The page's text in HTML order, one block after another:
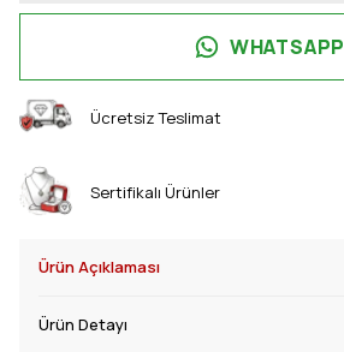
WHATSAPP
Ücretsiz Teslimat
Sertifikalı Ürünler
Ürün Açıklaması
Ürün Detayı